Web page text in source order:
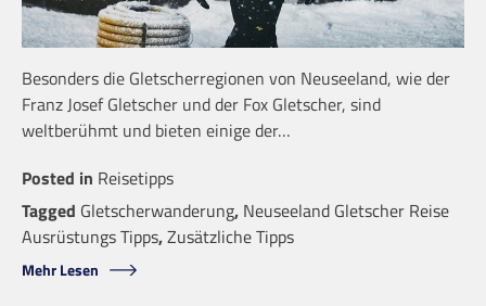
Besonders die Gletscherregionen von Neuseeland, wie der
Franz Josef Gletscher und der Fox Gletscher, sind
weltberühmt und bieten einige der…
Posted in Reisetipps
Tagged Gletscherwanderung, Neuseeland Gletscher Reise
Ausrüstungs Tipps,Zusätzliche Tipps
Mehr Lesen